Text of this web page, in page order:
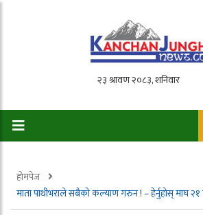
होमपेज
माता पाथीभराले सबैको कल्याण गरुन ! – हेर्नुहोस् माघ